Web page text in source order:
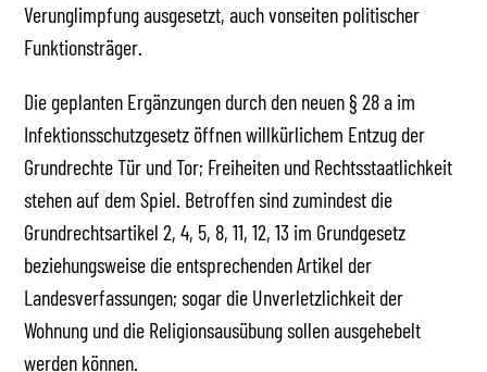
Verunglimpfung ausgesetzt, auch vonseiten politischer
Funktionsträger.
Die geplanten Ergänzungen durch den neuen § 28 a im
Infektionsschutzgesetz öffnen willkürlichem Entzug der
Grundrechte Tür und Tor; Freiheiten und Rechtsstaatlichkeit
stehen auf dem Spiel. Betroffen sind zumindest die
Grundrechtsartikel 2, 4, 5, 8, 11, 12, 13 im Grundgesetz
beziehungsweise die entsprechenden Artikel der
Landesverfassungen; sogar die Unverletzlichkeit der
Wohnung und die Religionsausübung sollen ausgehebelt
werden können.